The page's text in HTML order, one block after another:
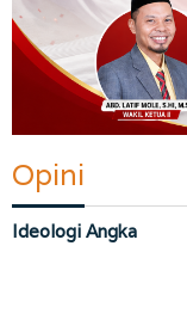
Opini
Ideologi Angka